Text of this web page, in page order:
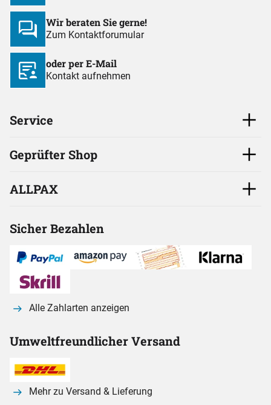
Wir beraten Sie gerne!
Zum Kontaktforumular
oder per E-Mail
Kontakt aufnehmen
Service
Geprüfter Shop
ALLPAX
Sicher Bezahlen
Alle Zahlarten anzeigen
Umweltfreundlicher Versand
Mehr zu Versand & Lieferung